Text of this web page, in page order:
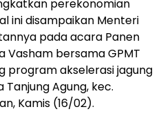
perekonomian
ini disampaikan Menteri
pada acara Panen
Vasham bersama GPMT
program akselerasi jagung
Tanjung Agung, kec.
Kamis (16/02).